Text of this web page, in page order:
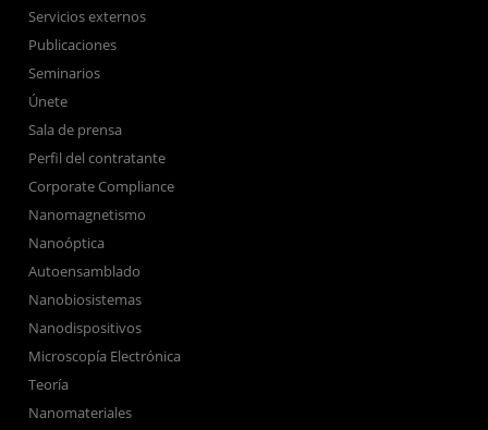
Servicios externos
Publicaciones
Seminarios
Únete
Sala de prensa
Perfil del contratante
Corporate Compliance
Nanomagnetismo
Nanoóptica
Autoensamblado
Nanobiosistemas
Nanodispositivos
Microscopía Electrónica
Teoría
Nanomateriales